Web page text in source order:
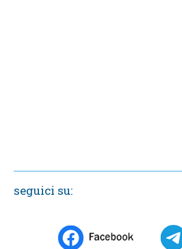
seguici su: